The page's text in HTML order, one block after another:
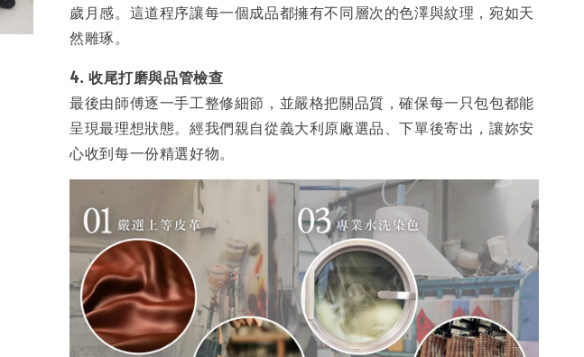
歲月感。這道程序讓每一個成品都擁有不同層次的色澤與紋理，宛如天
然雕琢。
4. 收尾打磨與品管檢查
最後由師傅逐一手工整修細節，並嚴格把關品質，確保每一只包包都能
呈現最理想狀態。經我們親自從義大利原廠選品、下單後寄出，讓妳安
心收到每一份精選好物。